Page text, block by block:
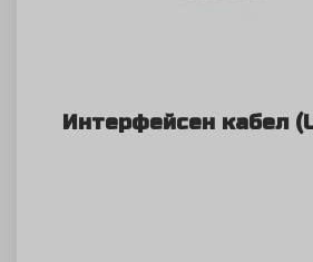
Интерфейсен кабел